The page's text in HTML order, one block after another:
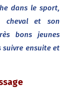
dans le sport,
cheval et son
bons jeunes
suivre ensuite et